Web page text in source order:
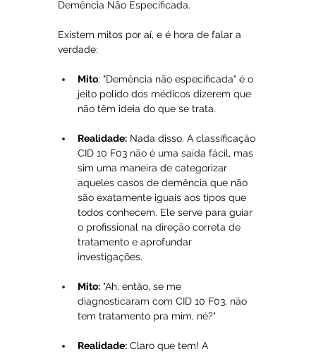
Demência Não Especificada.
Existem mitos por aí, e é hora de falar a
verdade:
Mito: "Demência não especificada" é o
jeito polido dos médicos dizerem que
não têm ideia do que se trata.
Realidade: Nada disso. A classificação
CID 10 F03 não é uma saída fácil, mas
sim uma maneira de categorizar
aqueles casos de demência que não
são exatamente iguais aos tipos que
todos conhecem. Ele serve para guiar
o profissional na direção correta de
tratamento e aprofundar
investigações.
Mito: "Ah, então, se me
diagnosticaram com CID 10 F03, não
tem tratamento pra mim, né?"
Realidade: Claro que tem! A